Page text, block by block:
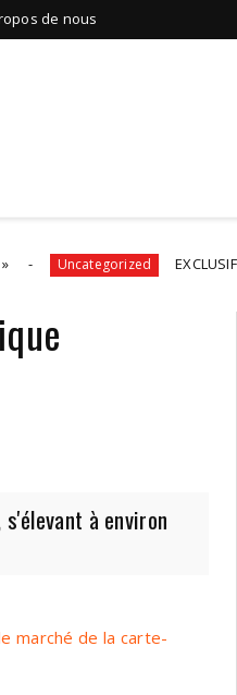
de nous
EXCLUSIF -
à environ
marché de la carte-